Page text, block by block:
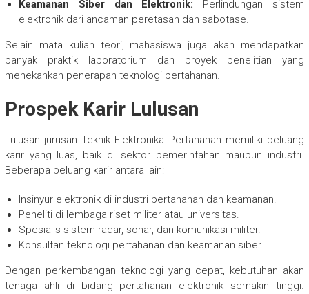
Keamanan Siber dan Elektronik: Perlindungan sistem
elektronik dari ancaman peretasan dan sabotase.
Selain mata kuliah teori, mahasiswa juga akan mendapatkan
banyak praktik laboratorium dan proyek penelitian yang
menekankan penerapan teknologi pertahanan.
Prospek Karir Lulusan
Lulusan jurusan Teknik Elektronika Pertahanan memiliki peluang
karir yang luas, baik di sektor pemerintahan maupun industri.
Beberapa peluang karir antara lain:
Insinyur elektronik di industri pertahanan dan keamanan.
Peneliti di lembaga riset militer atau universitas.
Spesialis sistem radar, sonar, dan komunikasi militer.
Konsultan teknologi pertahanan dan keamanan siber.
Dengan perkembangan teknologi yang cepat, kebutuhan akan
tenaga ahli di bidang pertahanan elektronik semakin tinggi.